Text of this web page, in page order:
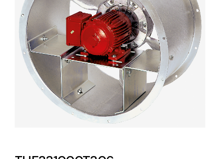
Lighting and Electrical
Equipment
Complete solutions in lighting and electrical
material for each project and need